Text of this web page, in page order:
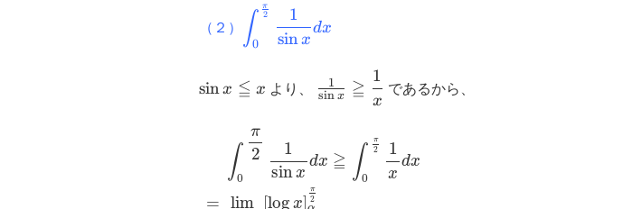
（２）
\displaystyle
\int_0^{\frac{\pi}
{2}} \dfrac{1}
{\sin ⁡x} dx
∫0
2
π
sinx
1
dx
\sin
⁡x
sinx ≦ x より、
\frac{1}
{\sin ⁡x}
\dfrac{1}
{x}
sin x
1 ≧ x
1
であるから、
∫
π
2
0
1
sinx
dx ≧ ∫
π
2
0
1
x
dx
= lim [log x]
π
2
21